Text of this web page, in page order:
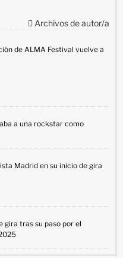
Archivos de autor/a
de ALMA Festival vuelve a
a una rockstar como
Madrid en su inicio de gira
gira tras su paso por el